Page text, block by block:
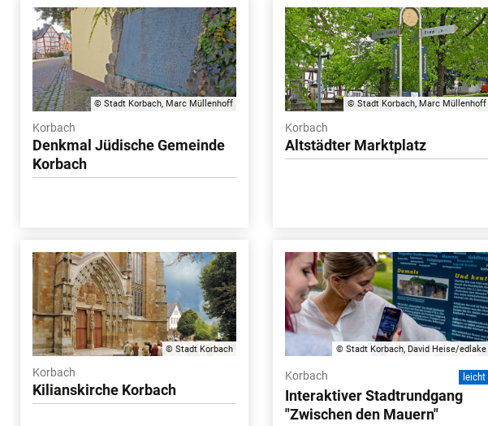
© Stadt Korbach, Marc Müllenhoff
Korbach
Denkmal Jüdische Gemeinde
Korbach
© Stadt Korbach, Marc Müllenhoff
Korbach
Altstädter Marktplatz
© Stadt Korbach
Korbach
Kilianskirche Korbach
© Stadt Korbach, David Heise/edlake
Korbach leicht
Interaktiver Stadtrundgang
"Zwischen den Mauern"